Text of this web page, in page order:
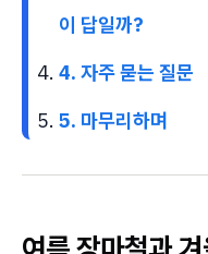
이 답일까?
4. 자주 묻는 질문
5. 마무리하며